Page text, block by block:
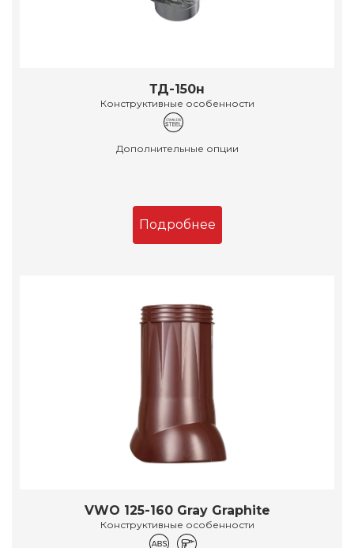
ТД-150н
Конструктивные особенности
Дополнительные опции
Подробнее
VWO 125-160 Gray Graphite
Конструктивные особенности